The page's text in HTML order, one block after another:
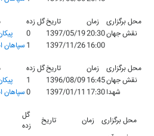
گل زدهتاریخ زمان
محل برگزاری
0 1397/05/1920:30نقش جهان
سپاهان 1 1397/11/2616:00
گل زدهتاریخ زمان
محل برگزاری
1 1396/08/0916:45نقش جهان
سپاهان0 1397/01/11 17:30شهدا
گل
زده
تاریخ زمان
محل برگزاری